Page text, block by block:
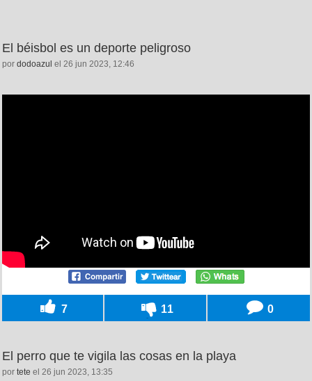
El béisbol es un deporte peligroso
por dodoazul el 26 jun 2023, 12:46
7 11 0
El perro que te vigila las cosas en la playa
por tete el 26 jun 2023, 13:35